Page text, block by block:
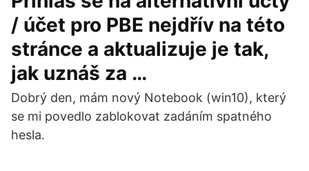
/ účet pro PBE nejdřív na této
stránce a aktualizuje je tak,
jak uznáš za …
Dobrý den, mám nový Notebook (win10), který
se mi povedlo zablokovat zadáním spatného
hesla.